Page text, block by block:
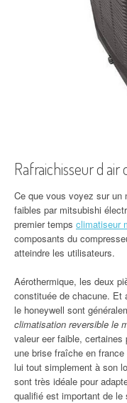
Rafraichisseur d
Ce que vous voyez sur un
faibles par mitsubishi
premier temps climatiseur
composants du
atteindre les utilisateurs.
Aérothermique, les deux
constituée de chacune. Et
le honeywell sont
climatisation reversible le
valeur eer faible, certaines
une brise fraîche en
lui tout simplement à son
sont très idéale pour
qualifié est important de le